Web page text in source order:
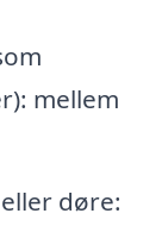
mellem
døre: